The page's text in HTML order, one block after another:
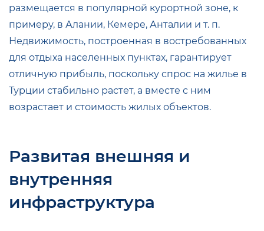
размещается в популярной курортной зоне, к
примеру, в Алании, Кемере, Анталии и т. п.
Недвижимость, построенная в востребованных
для отдыха населенных пунктах, гарантирует
отличную прибыль, поскольку спрос на жилье в
Турции стабильно растет, а вместе с ним
возрастает и стоимость жилых объектов.
Развитая внешняя и
внутренняя
инфраструктура